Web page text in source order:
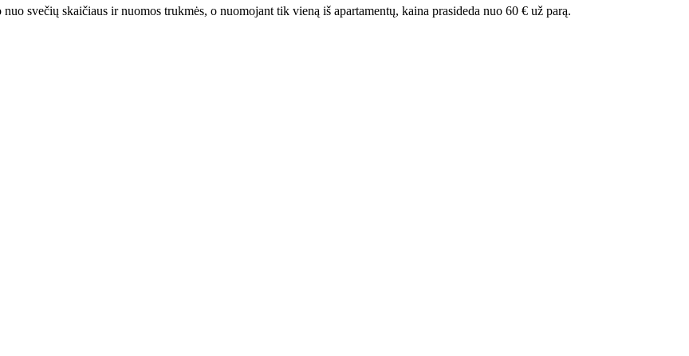
svečių skaičiaus ir nuomos trukmės, o nuomojant tik vieną iš apartamentų, kaina prasideda nuo 60 € už parą.